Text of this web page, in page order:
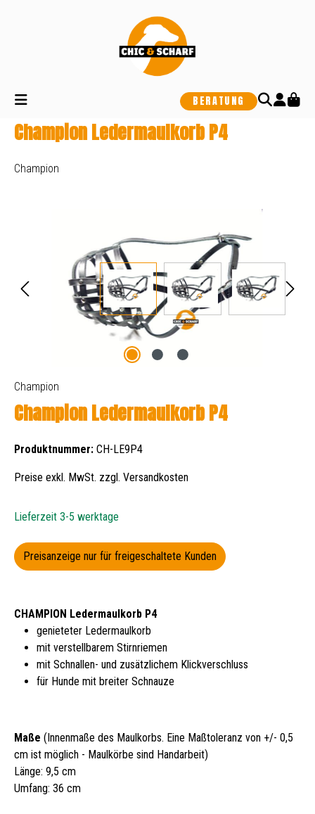
BERATUNG
Champion Ledermaulkorb P4
Champion
Champion
Champion Ledermaulkorb P4
Produktnummer: CH-LE9P4
Preise exkl. MwSt. zzgl. Versandkosten
Lieferzeit 3-5 werktage
Preisanzeige nur für freigeschaltete Kunden
CHAMPION Ledermaulkorb P4
genieteter Ledermaulkorb
mit verstellbarem Stirnriemen
mit Schnallen- und zusätzlichem Klickverschluss
für Hunde mit breiter Schnauze
Maße (Innenmaße des Maulkorbs. Eine Maßtoleranz von +/- 0,5
cm ist möglich - Maulkörbe sind Handarbeit)
Länge: 9,5 cm
Umfang: 36 cm